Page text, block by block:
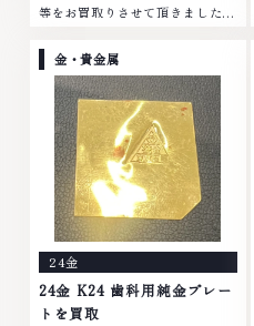
等をお買取りさせて頂きました。
■地域買取No.1へ挑戦金 プラチ
ナ ダイヤモンド ブランド品 ブラ
ンド衣類 お酒買取りのことな
ら、お任せくださいなかでも金・
プラチナ等のアクセサリー・貴金
属・宝石・ダイヤモンド・ジュエ
リーや ブランド品・時計等は特
に自信を持って、高額査定を実現
しております。 古くて使わなく
なってしまったアクセサリー、動
かなくなってしまった腕時計、多
くのお品物の高価買取りを実現し
ており、他店ではお値段の付かな
金・貴金属
24金
24金 K24 歯科用純金プレー
トを買取